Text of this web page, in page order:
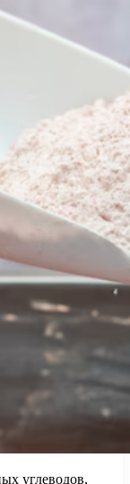
углеводов,